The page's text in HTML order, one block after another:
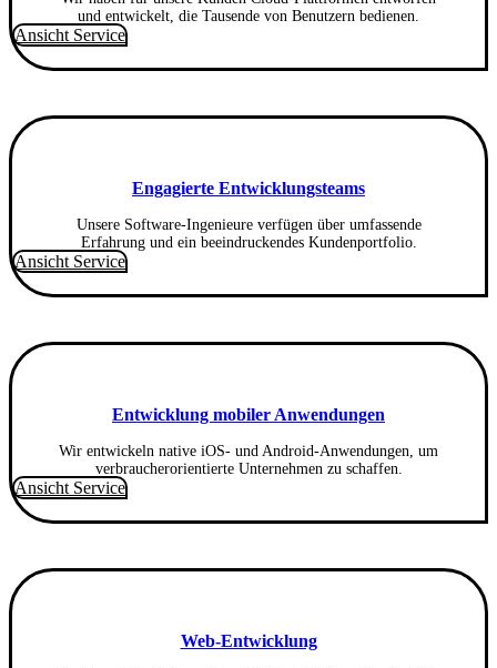
und entwickelt, die Tausende von Benutzern bedienen.
Ansicht Service
Engagierte Entwicklungsteams
Unsere Software-Ingenieure verfügen über umfassende
Erfahrung und ein beeindruckendes Kundenportfolio.
Ansicht Service
Entwicklung mobiler Anwendungen
Wir entwickeln native iOS- und Android-Anwendungen, um
verbraucherorientierte Unternehmen zu schaffen.
Ansicht Service
Web-Entwicklung